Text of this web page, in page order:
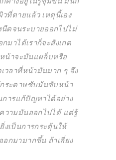
ที่ตายแล้ว เหตุนี้เอง
ดจนระบายออกไปไม่
มาได้เราก็จะสังเกต
หน้าจะมันแผล็บหรือ
วลาที่หน้ามันมาก ๆ จึง
ระดาษซับมันซับหน้า
การแก้ปัญหาได้อย่าง
วามมันออกไปได้ แต่รู้
เป็นการกระตุ้นให้
กมามากขึ้น ถ้าเลี่ยง